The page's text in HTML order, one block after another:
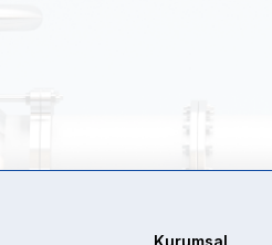
Kurumsal